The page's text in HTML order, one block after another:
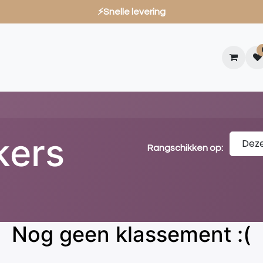
⚡Snelle levering
Showroom
Rangschikken op:
Nog geen klassement :(